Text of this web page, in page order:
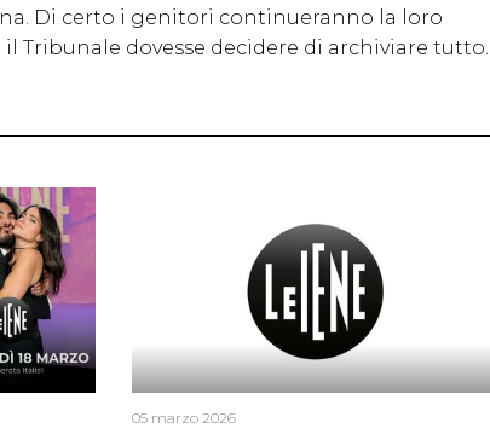
Di certo i genitori continueranno la loro
Tribunale dovesse decidere di archiviare tutto.
05 marzo 2026